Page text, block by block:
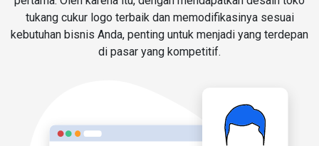
tukang cukur logo terbaik dan memodifikasinya sesuai
kebutuhan bisnis Anda, penting untuk menjadi yang terdepan
di pasar yang kompetitif.